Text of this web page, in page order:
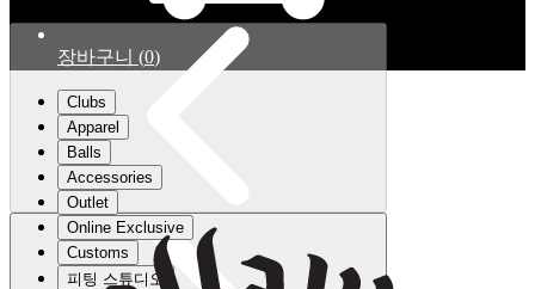
장바구니 (0)
Clubs
Apparel
Balls
Accessories
Outlet
Online Exclusive
Customs
피팅 스튜디오